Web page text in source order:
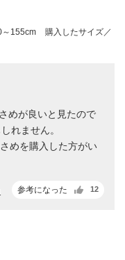
～155cm
購入したサイズ／
めが良いと見たので
れません。
めを購入した方がい
参考になった 12